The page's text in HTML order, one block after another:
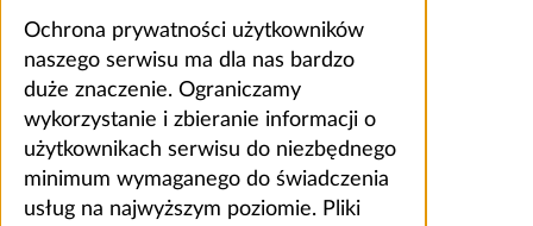
Ochrona prywatności użytkowników
naszego serwisu ma dla nas bardzo
duże znaczenie. Ograniczamy
wykorzystanie i zbieranie informacji o
użytkownikach serwisu do niezbędnego
minimum wymaganego do świadczenia
usług na najwyższym poziomie. Pliki